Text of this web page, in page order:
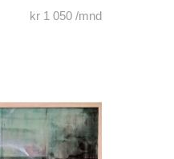
kr1 050/mnd